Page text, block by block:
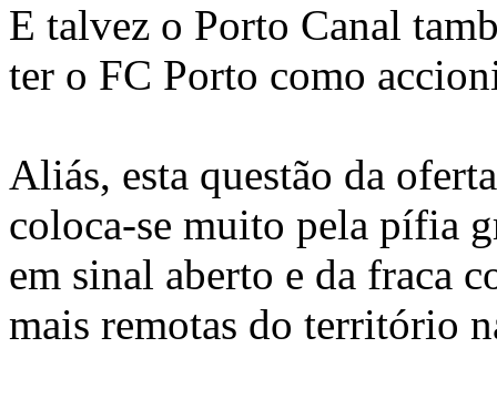
E talvez o Porto Canal
ter o FC Porto como
Aliás, esta questão da
coloca-se muito pela pífia
em sinal aberto e da fraca
mais remotas do território